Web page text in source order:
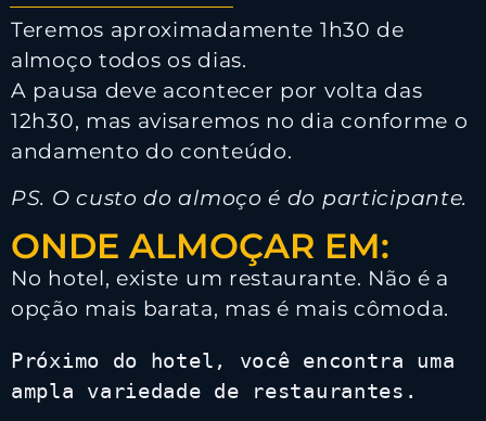
Teremos aproximadamente 1h30 de
almoço todos os dias.
A pausa deve acontecer por volta das
12h30, mas avisaremos no dia conforme o
andamento do conteúdo.
PS. O custo do almoço é do participante.
ONDE ALMOÇAR EM:
No hotel, existe um restaurante. Não é a
opção mais barata, mas é mais cômoda.
Próximo do hotel, você encontra uma
ampla variedade de restaurantes.